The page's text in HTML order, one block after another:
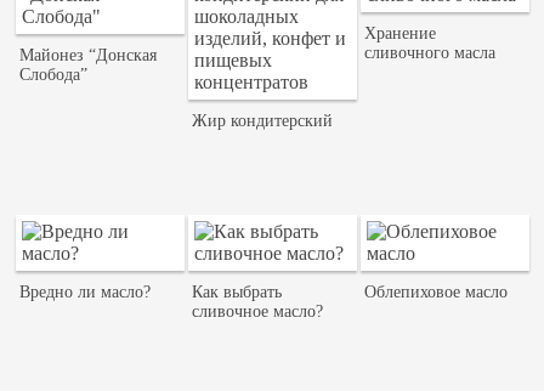
Майонез “Донская
Слобода”
Жир кондитерский
Хранение
сливочного масла
Вредно ли масло?
Как выбрать
сливочное масло?
Облепиховое масло